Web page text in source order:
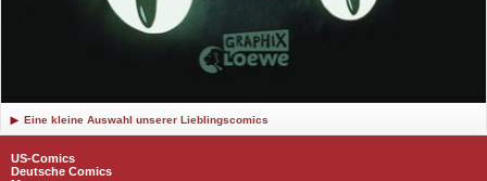
Eine kleine Auswahl unserer Lieblingscomics
US-Comics
Deutsche Comics